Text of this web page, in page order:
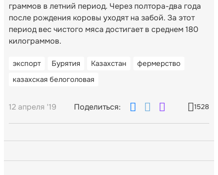
граммов в летний период. Через полтора-два года
после рождения коровы уходят на забой. За этот
период вес чистого мяса достигает в среднем 180
килограммов.
экспорт Бурятия Казахстан
фермерство
казахская белоголовая
12 апреля '19 Поделиться: 1528